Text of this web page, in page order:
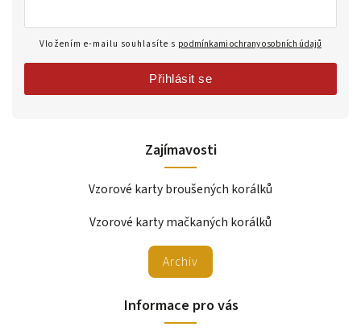
Zajímavosti
Vzorové karty broušených korálků
Vzorové karty mačkaných korálků
Archiv
Vložením e-mailu souhlasíte s podmínkami ochrany osobních údajů
Přihlásit se
Informace pro vás